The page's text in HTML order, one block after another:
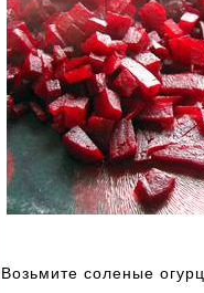
Возьмите соленые